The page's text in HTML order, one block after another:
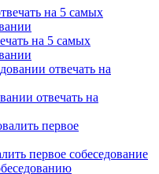
на 5 самых
отвечать на
первое собеседование